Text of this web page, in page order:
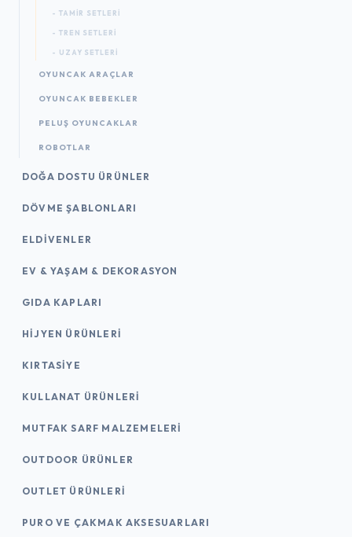
- TAMIR SETLERI
- TREN SETLERI
- UZAY SETLERI
OYUNCAK ARAÇLAR
OYUNCAK BEBEKLER
PELUŞ OYUNCAKLAR
ROBOTLAR
DOĞA DOSTU ÜRÜNLER
DÖVME ŞABLONLARI
ELDIVENLER
EV & YAŞAM & DEKORASYON
GIDA KAPLARI
HIJYEN ÜRÜNLERI
KIRTASİYE
KULLANAT ÜRÜNLERI
MUTFAK SARF MALZEMELERI
OUTDOOR ÜRÜNLER
OUTLET ÜRÜNLERI
PURO VE ÇAKMAK AKSESUARLARI